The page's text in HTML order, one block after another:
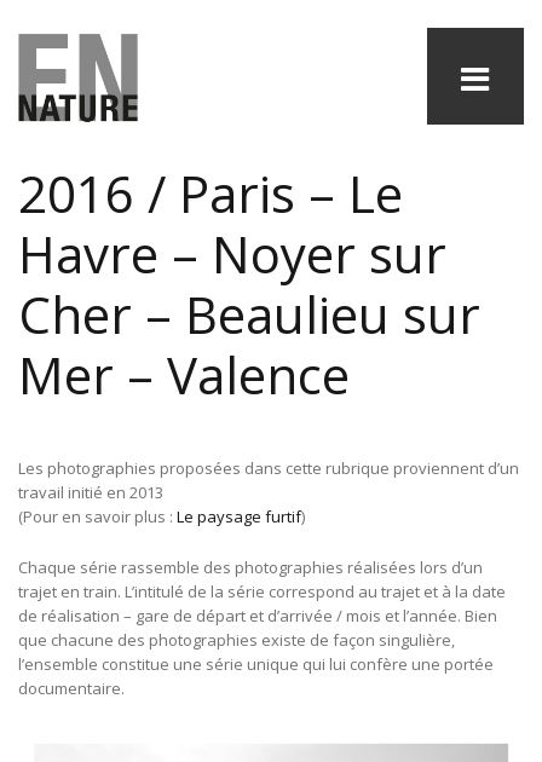
2016 / Paris – Le
Havre – Noyer sur
Cher – Beaulieu sur
Mer – Valence
Les photographies proposées dans cette rubrique proviennent d’un
travail initié en 2013
(Pour en savoir plus : Le paysage furtif)
Chaque série rassemble des photographies réalisées lors d’un
trajet en train. L’intitulé de la série correspond au trajet et à la date
de réalisation – gare de départ et d’arrivée / mois et l’année. Bien
que chacune des photographies existe de façon singulière,
l’ensemble constitue une série unique qui lui confère une portée
documentaire.